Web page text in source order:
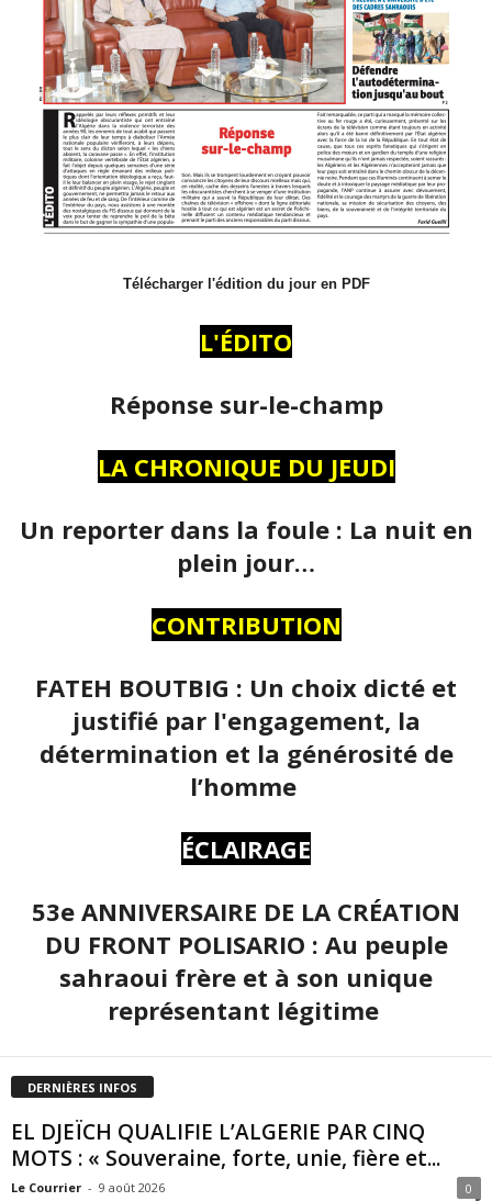
Télécharger l'édition du jour en PDF
L'ÉDITO
Réponse sur-le-champ
LA CHRONIQUE DU JEUDI
Un reporter dans la foule : La nuit en
plein jour…
CONTRIBUTION
FATEH BOUTBIG : Un choix dicté et
justifié par l'engagement, la
détermination et la générosité de
l’homme
ÉCLAIRAGE
53e ANNIVERSAIRE DE LA CRÉATION
DU FRONT POLISARIO : Au peuple
sahraoui frère et à son unique
représentant légitime
DERNIÈRES INFOS
EL DJEÏCH QUALIFIE L’ALGERIE PAR CINQ
MOTS : « Souveraine, forte, unie, fière et...
Le Courrier - 9 août 2026 0